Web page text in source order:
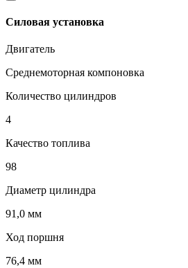
Силовая установка
Двигатель
Среднемоторная компоновка
Количество цилиндров
4
Качество топлива
98
Диаметр цилиндра
91,0 мм
Ход поршня
76,4 мм